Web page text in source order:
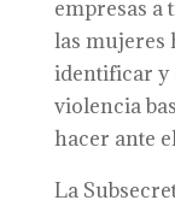
empresas a
las mujeres
identificar y
violencia
hacer ante
La